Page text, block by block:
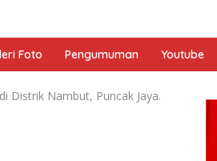
Foto Pengumuman Youtube
Distrik Nambut, Puncak Jaya.